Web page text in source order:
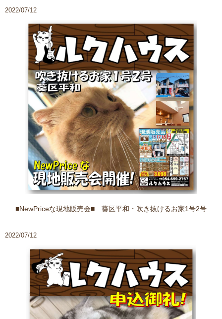
2022/07/12
■NewPriceな現地販売会■ 葵区平和・吹き抜けるお家1号2号
2022/07/12